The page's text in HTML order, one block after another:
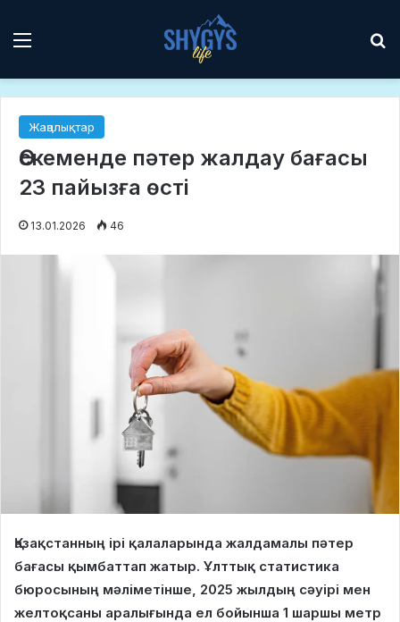
Мәзір
Жаңалықтар
Өскеменде пәтер жалдау бағасы
23 пайызға өсті
13.01.2026 46
Қазақстанның ірі қалаларында жалдамалы пәтер
бағасы қымбаттап жатыр. Ұлттық статистика
бюросының мәліметінше, 2025 жылдың сәуірі мен
желтоқсаны аралығында ел бойынша 1 шаршы метр